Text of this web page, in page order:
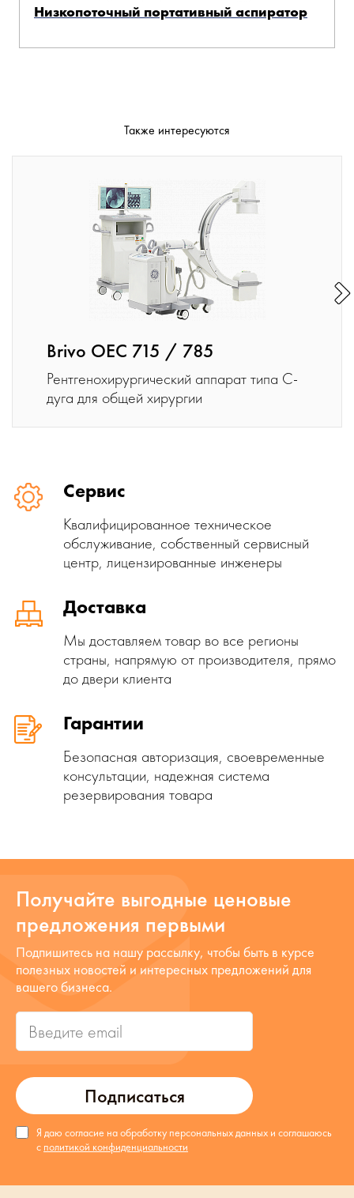
Низкопоточный портативный аспиратор
Также интересуются
Brivo OEC 715 / 785
Рентгенохирургический аппарат типа С-
дуга для общей хирургии
Сервис
Квалифицированное техническое
обслуживание, собственный сервисный
центр, лицензированные инженеры
Доставка
Мы доставляем товар во все регионы
страны, напрямую от производителя, прямо
до двери клиента
Гарантии
Безопасная авторизация, своевременные
консультации, надежная система
резервирования товара
Получайте выгодные ценовые
предложения первыми
Подписаться
Подпишитесь на нашу рассылку, чтобы быть в курсе
полезных новостей и интересных предложений для
вашего бизнеса.
Я даю согласие на обработку персональных данных и соглашаюсь
с политикой конфиденциальности